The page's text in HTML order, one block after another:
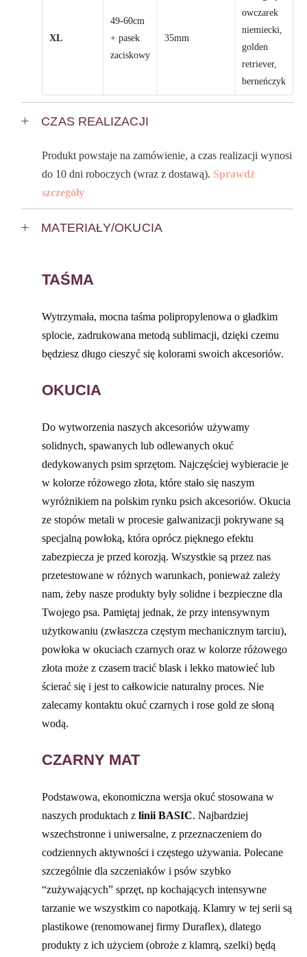
XL
49-60cm
+ pasek
zaciskowy
35mm
owczarek
niemiecki,
golden
retriever,
berneńczyk
CZAS REALIZACJI
Produkt powstaje na zamówienie, a czas realizacji wynosi
do 10 dni roboczych (wraz z dostawą). Sprawdź
szczegóły
MATERIAŁY/OKUCIA
TAŚMA
Wytrzymała, mocna taśma polipropylenowa o gładkim
splocie, zadrukowana metodą sublimacji, dzięki czemu
będziesz długo cieszyć się kolorami swoich akcesoriów.
OKUCIA
Do wytworzenia naszych akcesoriów używamy
solidnych, spawanych lub odlewanych okuć
dedykowanych psim sprzętom. Najczęściej wybieracie je
w kolorze różowego złota, które stało się naszym
wyróżnikiem na polskim rynku psich akcesoriów. Okucia
ze stopów metali w procesie galwanizacji pokrywane są
specjalną powłoką, która oprócz pięknego efektu
zabezpiecza je przed korozją. Wszystkie są przez nas
przetestowane w różnych warunkach, ponieważ zależy
nam, żeby nasze produkty były solidne i bezpieczne dla
Twojego psa. Pamiętaj jednak, że przy intensywnym
użytkowaniu (zwłaszcza częstym mechanicznym tarciu),
powłoka w okuciach czarnych oraz w kolorze różowego
złota może z czasem tracić blask i lekko matowieć lub
ścierać się i jest to całkowicie naturalny proces. Nie
zalecamy kontaktu okuć czarnych i rose gold ze słoną
wodą.
CZARNY MAT
Podstawowa, ekonomiczna wersja okuć stosowana w
naszych produktach zlinii BASIC. Najbardziej
wszechstronne i uniwersalne, z przeznaczeniem do
codziennych aktywności i częstego używania. Polecane
szczególnie dla szczeniaków i psów szybko
“zużywających” sprzęt, np kochających intensywne
tarzanie we wszystkim co napotkają. Klamry w tej serii są
plastikowe (renomowanej firmy Duraflex), dlatego
produkty z ich użyciem (obroże z klamrą, szelki) będą